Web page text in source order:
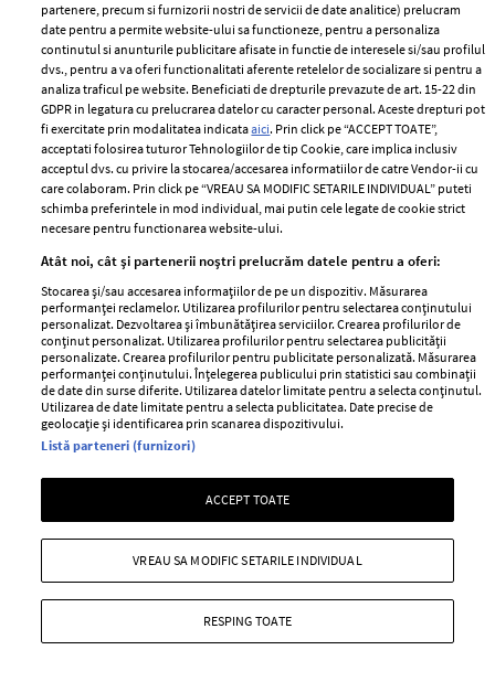
Urmareste-ne pe:
Cele mai citite
BEAUTY BEAUTY TIPS
7 uleiuri care stimulează creșterea rapidă a
ELLE Style Awards
2024
Despre ELLE
Romania
Abonamente
Politica de
confidențialitate
Publicitate
partenere, precum si furnizorii nostri de servicii de date analitice) prelucram
date pentru a permite website-ului sa functioneze, pentru a personaliza
continutul si anunturile publicitare afisate in functie de interesele si/sau profilul
dvs., pentru a va oferi functionalitati aferente retelelor de socializare si pentru a
analiza traficul pe website. Beneficiati de drepturile prevazute de art. 15-22 din
GDPR in legatura cu prelucrarea datelor cu caracter personal. Aceste drepturi pot
fi exercitate prin modalitatea indicataaici. Prin click pe “ACCEPT TOATE”,
acceptati folosirea tuturor Tehnologiilor de tip Cookie, care implica inclusiv
acceptul dvs. cu privire la stocarea/accesarea informatiilor de catre Vendor-ii cu
care colaboram. Prin click pe “VREAU SA MODIFIC SETARILE INDIVIDUAL” puteti
schimba preferintele in mod individual, mai putin cele legate de cookie strict
necesare pentru functionarea website-ului.
Atât noi, cât și partenerii noștri prelucrăm datele pentru a oferi:
Stocarea și/sau accesarea informațiilor de pe un dispozitiv. Măsurarea
performanței reclamelor. Utilizarea profilurilor pentru selectarea conținutului
personalizat. Dezvoltarea și îmbunătățirea serviciilor. Crearea profilurilor de
conținut personalizat. Utilizarea profilurilor pentru selectarea publicității
personalizate. Crearea profilurilor pentru publicitate personalizată. Măsurarea
performanței conținutului. Înțelegerea publicului prin statistici sau combinații
de date din surse diferite. Utilizarea datelor limitate pentru a selecta conținutul.
Utilizarea de date limitate pentru a selecta publicitatea. Date precise de
geolocație și identificarea prin scanarea dispozitivului.
Listă parteneri (furnizori)
ACCEPT TOATE
RESPING TOATE
VREAU SA MODIFIC SETARILE INDIVIDUAL